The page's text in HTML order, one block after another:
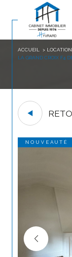
ACCUEIL LOCATION
LA GRAND CROIX F4
NOUVEAUTÉ